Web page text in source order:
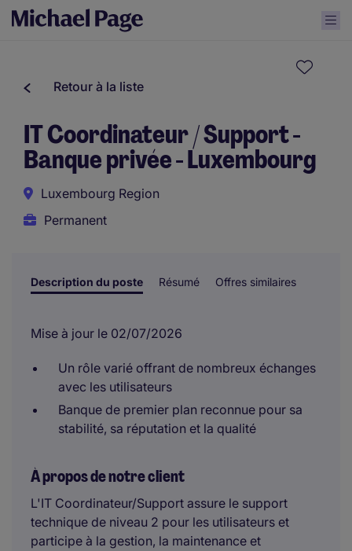
Retour à la liste
IT Coordinateur / Support -
Banque privée - Luxembourg
Luxembourg Region
Permanent
Description du poste Résumé Offres similaires
Mise à jour le 02/07/2026
Un rôle varié offrant de nombreux échanges
avec les utilisateurs
Banque de premier plan reconnue pour sa
stabilité, sa réputation et la qualité
À propos de notre client
L'IT Coordinateur/Support assure le support
technique de niveau 2 pour les utilisateurs et
participe à la gestion, la maintenance et